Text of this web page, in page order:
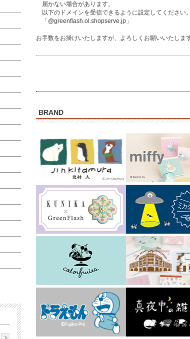
届かない場合があります。
以下のドメインを受信できるように設定してください。
「@greenflash.ol.shopserve.jp」
お手数をお掛けいたしますが、よろしくお願いいたします
BRAND